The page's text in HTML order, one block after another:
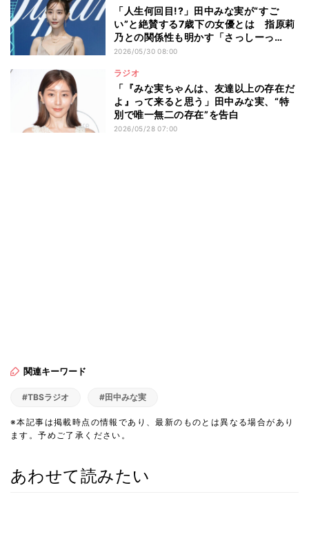
「人生何回目!?」田中みな実が“すご
い”と絶賛する7歳下の女優とは 指原莉
乃との関係性も明かす「さっしーっ
て…」
2026/05/30 08:00
ラジオ
「『みな実ちゃんは、友達以上の存在だ
よ』って来ると思う」田中みな実、“特
別で唯一無二の存在”を告白
2026/05/28 07:00
関連キーワード
#TBSラジオ #田中みな実
※本記事は掲載時点の情報であり、最新のものとは異なる場合があり
ます。予めご了承ください。
あわせて読みたい